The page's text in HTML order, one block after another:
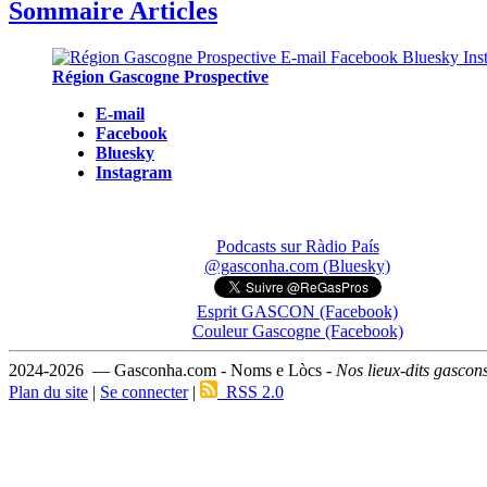
Sommaire Articles
Région Gascogne Prospective
E-mail
Facebook
Bluesky
Instagram
Podcasts sur Ràdio País
@gasconha.com (Bluesky)
Esprit GASCON (Facebook)
Couleur Gascogne (Facebook)
2024-2026 — Gasconha.com - Noms e Lòcs - Nos lieux-dits
Plan du site | Se connecter| RSS 2.0